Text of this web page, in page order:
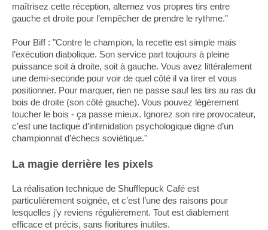
maîtrisez cette réception, alternez vos propres tirs entre
gauche et droite pour l’empêcher de prendre le rythme."
Pour Biff : "Contre le champion, la recette est simple mais
l’exécution diabolique. Son service part toujours à pleine
puissance soit à droite, soit à gauche. Vous avez littéralement
une demi-seconde pour voir de quel côté il va tirer et vous
positionner. Pour marquer, rien ne passe sauf les tirs au ras du
bois de droite (son côté gauche). Vous pouvez légèrement
toucher le bois - ça passe mieux. Ignorez son rire provocateur,
c’est une tactique d’intimidation psychologique digne d’un
championnat d’échecs soviétique."
La magie derrière les pixels
La réalisation technique de Shufflepuck Café est
particulièrement soignée, et c’est l’une des raisons pour
lesquelles j’y reviens régulièrement. Tout est diablement
efficace et précis, sans fioritures inutiles.